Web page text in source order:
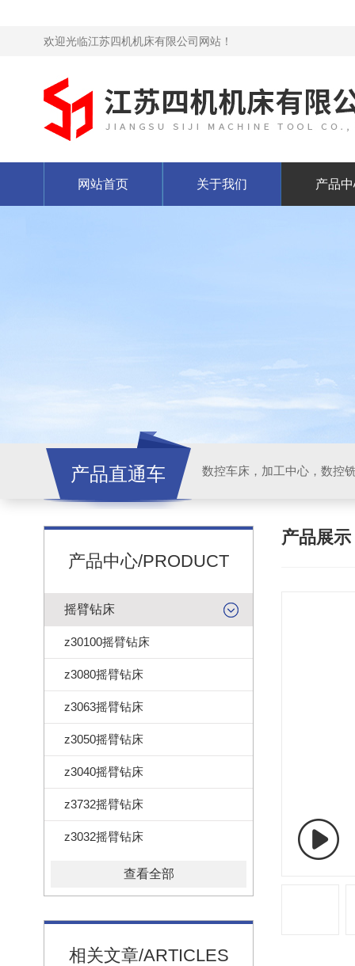
欢迎光临江苏四机机床有限公司网站！
网站首页 关于我们 产品
产品直通车
产品中心/PRODUCT
摇臂钻床
z30100摇臂钻床
z3080摇臂钻床
z3063摇臂钻床
z3050摇臂钻床
z3040摇臂钻床
z3732摇臂钻床
z3032摇臂钻床
查看全部
相关文章/ARTICLES
产品展示